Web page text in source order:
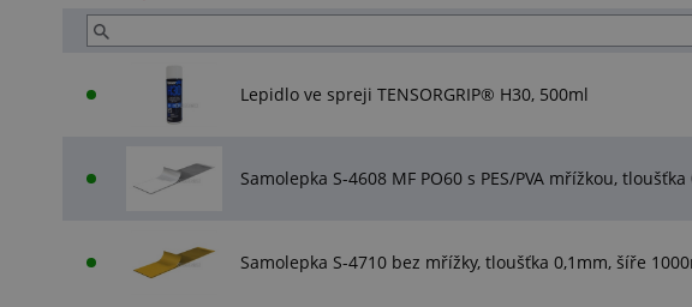
Lepidlo ve spreji TENSORGRIP® H30, 500ml
Samolepka S-4608 MF PO60 s PES/PVA mřížkou,
Samolepka S-4710 bez mřížky, tloušťka 0,1mm, šíře